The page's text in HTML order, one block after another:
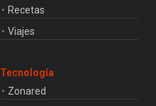
Recetas
Viajes
Tecnología
Zonared